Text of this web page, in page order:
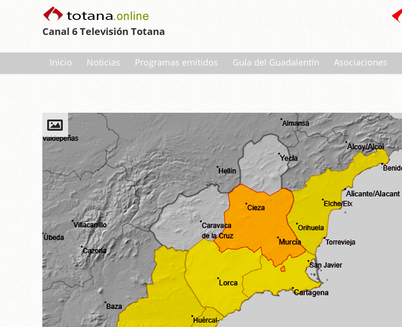
Canal 6 Televisión Totana
Inicio Noticias Programas emitidos Guía del Guadalentín Asociaciones